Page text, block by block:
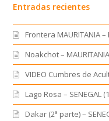
Entradas recientes
Frontera MAURITANIA –
Noakchot –
VIDEO Cumbres de
Lago Rosa – SENEGAL
Dakar (2ª parte) –